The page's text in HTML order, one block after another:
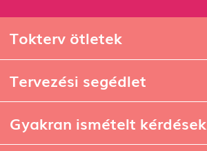
Tokterv ötletek
Tervezési segédlet
Gyakran ismételt kérdések